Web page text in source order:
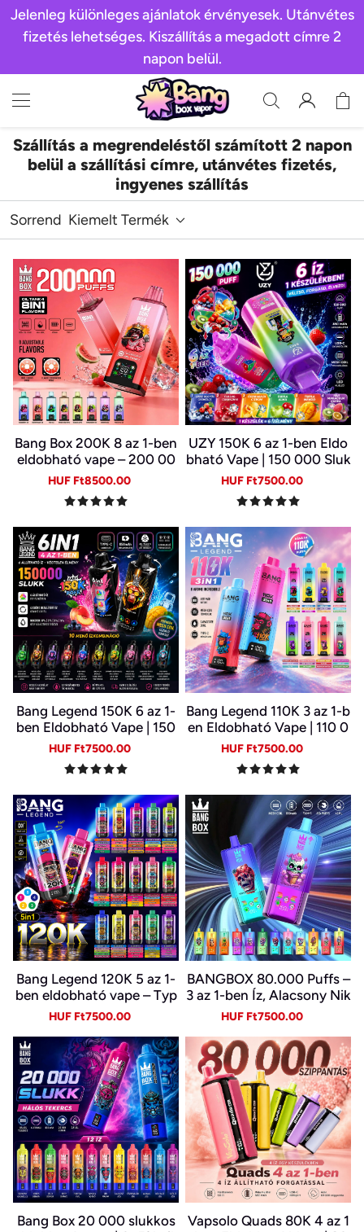
Jelenleg különleges ajánlatok érvényesek. Utánvétes
fizetés lehetséges. Kiszállítás a megadott címre 2
napon belül.
Szállítás a megrendeléstől számított 2 napon
belül a szállítási címre, utánvétes fizetés,
ingyenes szállítás
Sorrend Kiemelt Termék
Bang Box 200K 8 az 1-ben
eldobható vape – 200 00
0 slukk, 10 íz
Sale
HUF Ft8500.00
UZY 150K 6 az 1-ben Eldo
bható Vape | 150 000 Sluk
k | 10 Ízkombináció | LED K
ijelző | Type-C Újratölthet
ő E-cigi
Sale
HUF Ft7500.00
Bang Legend 150K 6 az 1-
ben Eldobható Vape | 150
000 Slukk | USB-C Újratöl
thető E-cigi | 6 Íz Egy Kész
ülékben
Sale
HUF Ft7500.00
Bang Legend 110K 3 az 1-b
en Eldobható Vape | 110 0
00 Slukk | 3 Íz Egy Készülé
kben | Digitális Kijelző | Ty
pe-C
Sale
HUF Ft7500.00
Bang Legend 120K 5 az 1-
ben eldobható vape – Typ
e-C, LED kijelző
Sale
HUF Ft7500.00
BANGBOX 80.000 Puffs –
3 az 1-ben Íz, Alacsony Nik
otin, Eredeti Újratölthető
skedelemben~
Sale
HUF Ft7500.00
Bang Box 20 000 slukkos
Vapsolo Quads 80K 4 az 1